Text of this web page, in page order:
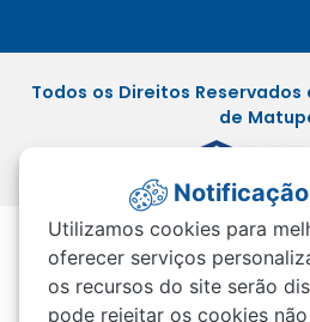
Todos os Direitos
de
Notificação
Utilizamos cookies para
oferecer serviços
os recursos do site serão
pode rejeitar os cookies